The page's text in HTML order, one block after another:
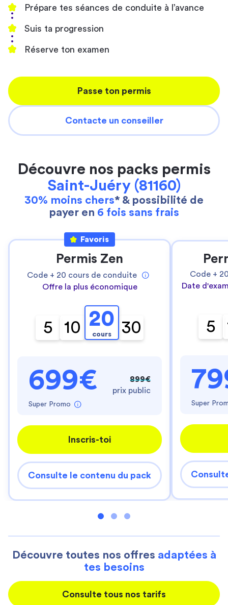
Prépare tes séances de conduite à l’avance
Suis ta progression
Réserve ton examen
Passe ton permis
Contacte un conseiller
Découvre nos packs permis
Saint-Juéry (81160)
30% moins chers* & possibilité de
payer en 6 fois sans frais
Favoris
Permis Zen
Code + 20 cours de conduite
Offre la plus économique
5 10 20
cours 30
699€
Super Promo
899€
prix public
Inscris-toi
Consulte le contenu du pack
Code +
Date
5
Super
Découvre toutes nos offres adaptées à
tes besoins
Consulte tous nos tarifs